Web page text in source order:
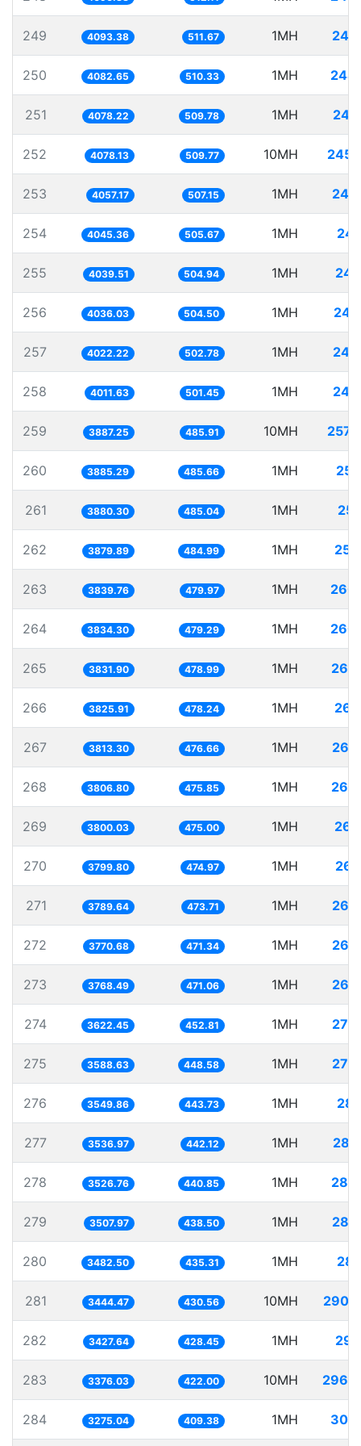
249 4093.38 511.67 1MH
250 4082.65 510.33 1MH
251 4078.22 509.78 1MH
252 4078.13 509.77 10MH
253 4057.17 507.15 1MH
254 4045.36 505.67 1MH
255 4039.51 504.94 1MH
256 4036.03 504.50 1MH
257 4022.22 502.78 1MH
258 4011.63 501.45 1MH
259 3887.25 485.91 10MH
260 3885.29 485.66 1MH
261 3880.30 485.04 1MH
262 3879.89 484.99 1MH
263 3839.76 479.97 1MH
264 3834.30 479.29 1MH
265 3831.90 478.99 1MH
266 3825.91 478.24 1MH
267 3813.30 476.66 1MH
268 3806.80 475.85 1MH
269 3800.03 475.00 1MH
270 3799.80 474.97 1MH
271 3789.64 473.71 1MH
272 3770.68 471.34 1MH
273 3768.49 471.06 1MH
274 3622.45 452.81 1MH
275 3588.63 448.58 1MH
276 3549.86 443.73 1MH
277 3536.97 442.12 1MH
278 3526.76 440.85 1MH
279 3507.97 438.50 1MH
280 3482.50 435.31 1MH
281 3444.47 430.56 10MH
282 3427.64 428.45 1MH
283 3376.03 422.00 10MH
284 3275.04 409.38 1MH